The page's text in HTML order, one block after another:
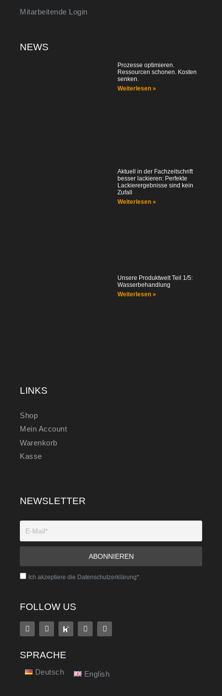
Mitarbeitende Login
NEWS
Prozesse optimieren.
Ressourcen schonen. Kosten
senken.
Weiterlesen »
Aktuell in der Fachzeitschrift
besser lackieren: Perfekte
Lackierergebnisse sind kein
Zufall
Weiterlesen »
Unsere Produktwelt Teil 1/5:
Wasserbehandlung
Weiterlesen »
LINKS
Shop
Mein Account
Warenkorb
Kasse
NEWSLETTER
Ich akzeptiere die Datenschutzerklärung*.
FOLLOW US
SPRACHE
Deutsch English